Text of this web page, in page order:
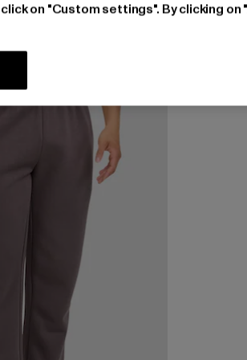
19,94Actieprijs: EUR 34,99
on "Custom settings". By clicking